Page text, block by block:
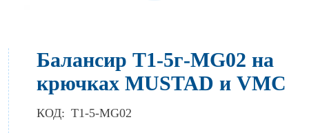
Балансир Т1-5г-MG02 на
крючках MUSTAD и VMC
КОД: T1-5-MG02